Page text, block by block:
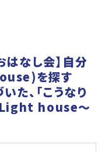
はなし会】自分
を探す
た、「こうなり
Light house～